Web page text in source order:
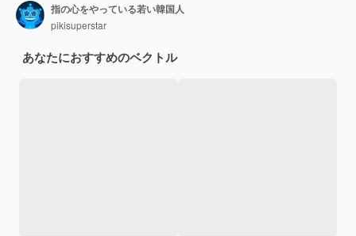
指の心をやっている若い韓国人
pikisuperstar
あなたにおすすめのベクトル